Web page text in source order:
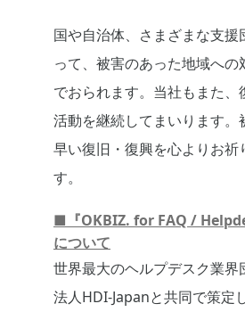
国や自治体、さまざまな支援
って、被害のあった地域への
でおられます。当社もまた、
活動を継続してまいります。
早い復旧・復興を心よりお祈
す。
■『OKBIZ. for FAQ /
について
世界最大のヘルプデスク業界
法人HDI-Japanと共同で策定